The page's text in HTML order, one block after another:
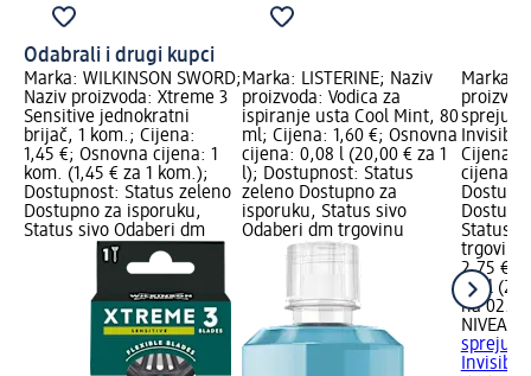
Odabrali i drugi kupci
Marka: WILKINSON SWORD;
Naziv proizvoda: Xtreme 3
Sensitive jednokratni
brijač, 1 kom.; Cijena:
1,45 €; Osnovna cijena: 1
kom. (1,45 € za 1 kom.);
Dostupnost: Status zeleno
Dostupno za isporuku,
Status sivo Odaberi dm
Marka: LISTERINE; Naziv
proizvoda: Vodica za
ispiranje usta Cool Mint, 80
ml; Cijena: 1,60 €; Osnovna
cijena: 0,08 l (20,00 € za 1
l); Dostupnost: Status
zeleno Dostupno za
isporuku, Status sivo
Odaberi dm trgovinu
Marka:
spreju
Invisible
Cijena:
cijena:
Status
trgovinu
2,75 €
0,1 l
na
NIVEA
spreju